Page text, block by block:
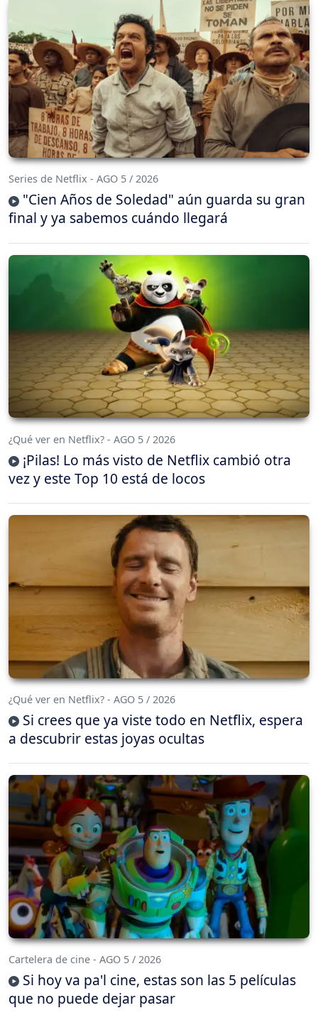
Series de Netflix - AGO 5 / 2026
"Cien Años de Soledad" aún guarda su gran
final y ya sabemos cuándo llegará
¿Qué ver en Netflix? - AGO 5 / 2026
¡Pilas! Lo más visto de Netflix cambió otra
vez y este Top 10 está de locos
¿Qué ver en Netflix? - AGO 5 / 2026
Si crees que ya viste todo en Netflix, espera
a descubrir estas joyas ocultas
Cartelera de cine - AGO 5 / 2026
Si hoy va pa'l cine, estas son las 5 películas
que no puede dejar pasar